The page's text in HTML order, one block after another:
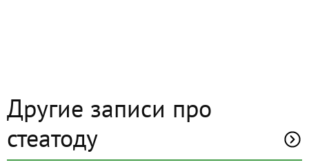
Другие записи про
стеатоду